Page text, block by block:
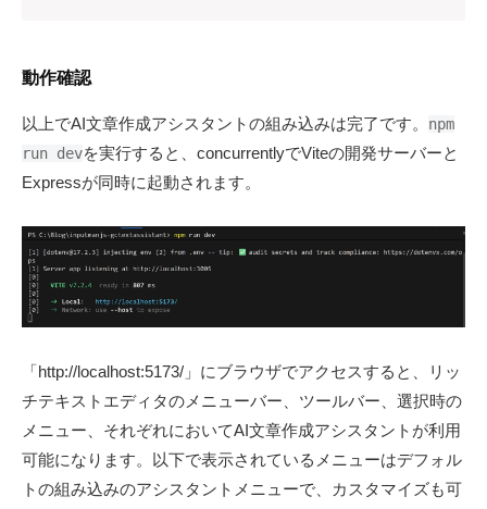
動作確認
以上でAI文章作成アシスタントの組み込みは完了です。 npm
run devを実行すると、concurrentlyでViteの開発サーバーと
Expressが同時に起動されます。
「http://localhost:5173/」にブラウザでアクセスすると、リッ
チテキストエディタのメニューバー、ツールバー、選択時の
メニュー、それぞれにおいてAI文章作成アシスタントが利用
可能になります。以下で表示されているメニューはデフォル
トの組み込みのアシスタントメニューで、カスタマイズも可